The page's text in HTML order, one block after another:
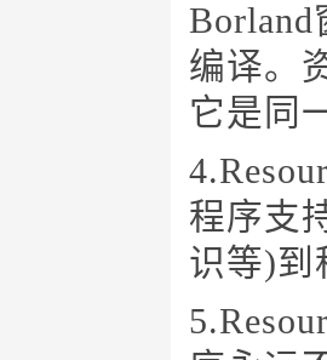
编译。
它是同
程序支
识等)到